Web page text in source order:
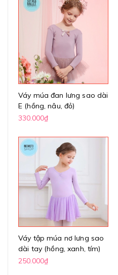
Váy múa đan lưng sao dài
E (hồng, nâu, đỏ)
330.000₫
Váy tập múa nơ lưng sao
dài tay (hồng, xanh, tím)
250.000₫